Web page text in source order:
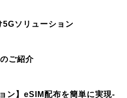
5Gソリューション
ご紹介
ン】eSIM配布を簡単に実現-